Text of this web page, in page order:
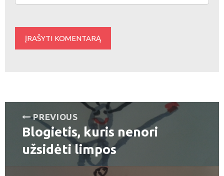
Navigacija
tarp
įrašų
PREVIOUS
Previous
post:
Blogietis, kuris nenori
užsidėti limpos